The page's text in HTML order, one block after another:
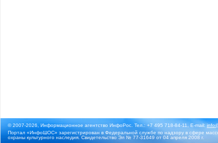
© 2007-2026, Информационное агентство ИнфоРос. Тел.: +7 495 718-84-11, E-mail:
Портал «ИнфоШОС» зарегистрирован в Федеральной службе по надзору в сфере
охраны культурного наследия. Свидетельство Эл № 77-31649 от 04 апреля 2008 г.